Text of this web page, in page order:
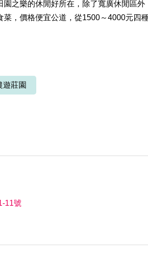
之樂的休閒好所在，除了寬廣休閒區
，價格便宜公道，從1500～4000元四
遊莊園
11號